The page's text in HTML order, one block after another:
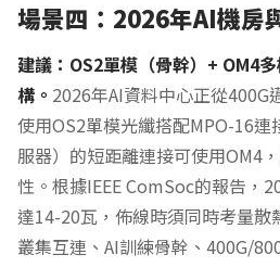
場景四：2026年AI機房
建議：OS2單模（骨幹）+ OM4
構。 2026年AI資料中心正從400G
使用OS2單模光纖搭配MPO-16
服器）的短距離連接可使用OM4
性。根據IEEE ComSoc的報告，
達14-20瓦，佈線時須同時考量散
叢集互連、AI訓練骨幹、400G/